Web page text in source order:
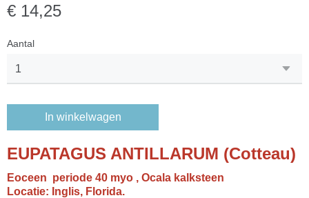
€ 14,25
Aantal
In winkelwagen
EUPATAGUS ANTILLARUM (Cotteau)
Eoceen periode 40 myo , Ocala kalksteen
Locatie: Inglis, Florida.